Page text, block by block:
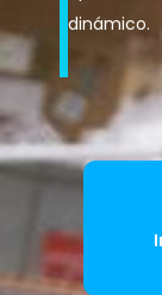
dinámico.